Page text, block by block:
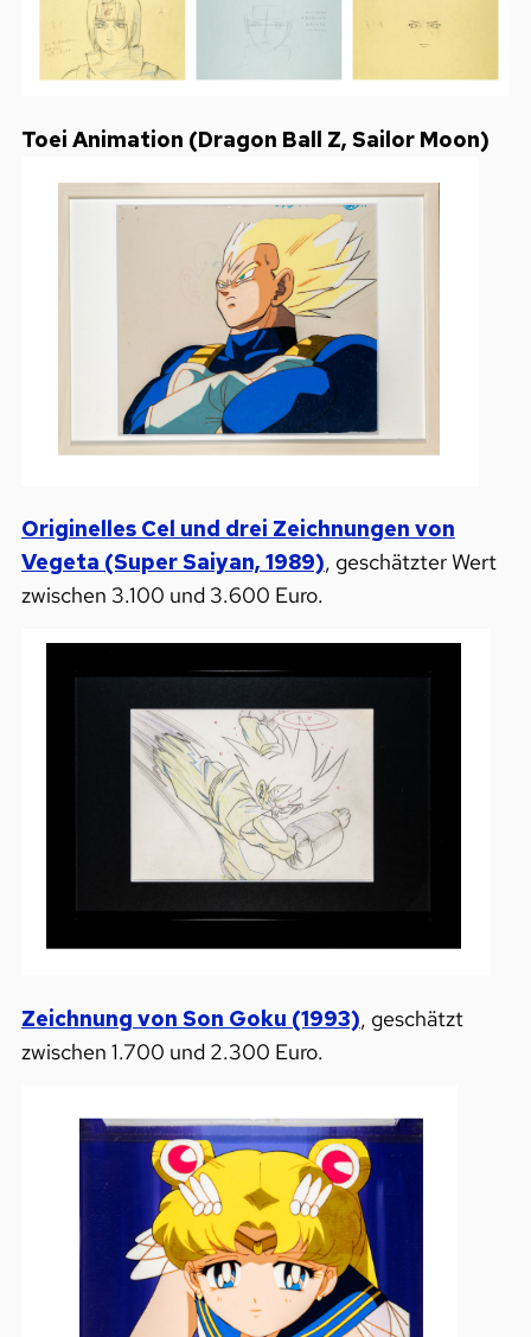
Toei Animation (Dragon Ball Z, Sailor Moon)
Originelles Cel und drei Zeichnungen von
Vegeta (Super Saiyan, 1989), geschätzter Wert
zwischen 3.100 und 3.600 Euro.
Zeichnung von Son Goku (1993), geschätzt
zwischen 1.700 und 2.300 Euro.